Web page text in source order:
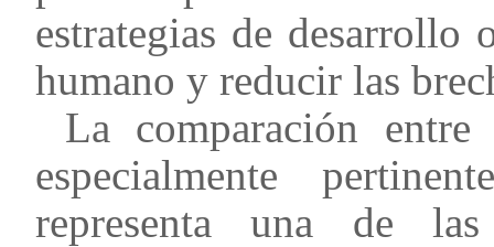
estrategias de desarrollo
humano y reducir las
La comparación
especialmente
representa una de